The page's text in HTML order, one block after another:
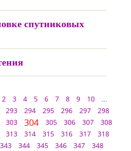
спутниковых
2 3 4 5 6 7 8 9 10
...
293 294 295 296 297
298
303 304 305 306 307
308
313 314 315 316 317
318
343 344 345 346 347
348